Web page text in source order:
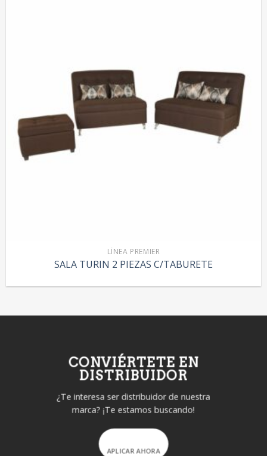
LÍNEA PREMIER
SALA TURIN 2 PIEZAS C/TABURETE
CONVIÉRTETE EN
DISTRIBUIDOR
¿Te interesa ser distribuidor de nuestra
marca? ¡Te estamos buscando!
APLICAR AHORA